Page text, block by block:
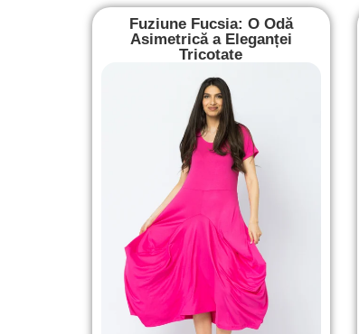
Fuziune Fucsia: O Odă
Asimetrică a Eleganței
Tricotate